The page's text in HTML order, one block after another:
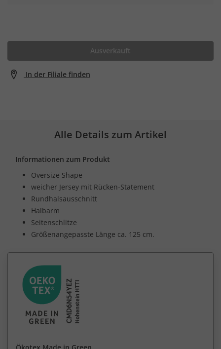
Ausverkauft
In der Filiale finden
Alle Details zum Artikel
Informationen zum Produkt
Oversize Shape
weicher Jersey mit Rücken-Statement
Rundhalsausschnitt
Halbarm
Seitenschlitze
Größenangepasste Länge ca. 125 cm.